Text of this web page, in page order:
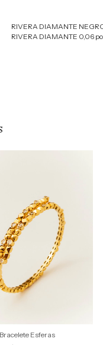
RIVERA DIAMANTE
RIVERA DIAMANTE 0,06
Bracelete Esferas